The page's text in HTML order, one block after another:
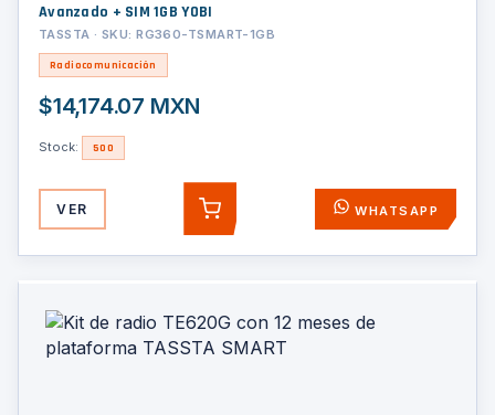
Avanzado + SIM 1GB YOBI
TASSTA · SKU: RG360-TSMART-1GB
Radiocomunicación
$14,174.07 MXN
Stock: 500
VER AGREGAR WHATSAPP